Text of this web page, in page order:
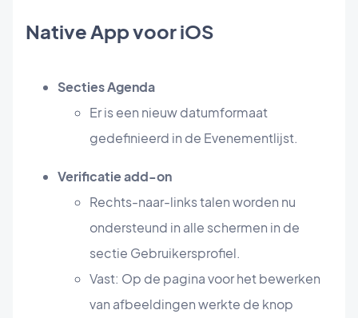
Native App voor iOS
Secties Agenda
Er is een nieuw datumformaat
gedefinieerd in de Evenementlijst.
Verificatie add-on
Rechts-naar-links talen worden nu
ondersteund in alle schermen in de
sectie Gebruikersprofiel.
Vast: Op de pagina voor het bewerken
van afbeeldingen werkte de knop